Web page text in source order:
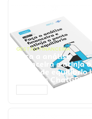
GESTÃO FINANCEIRA
Faça a análise
financeira e atinja o
ponto de equilíbrio |
Prompts ChatGPT